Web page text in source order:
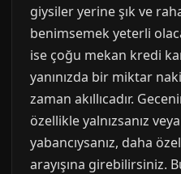
giysiler yerine şık ve
benimsemek yeterli
ise çoğu mekan kredi
yanınızda bir miktar
zaman akıllıcadır.
özellikle yalnızsanız
yabancıysanız, daha
arayışına girebilirsiniz.